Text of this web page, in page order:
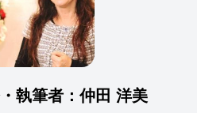
執筆者：仲田 洋美